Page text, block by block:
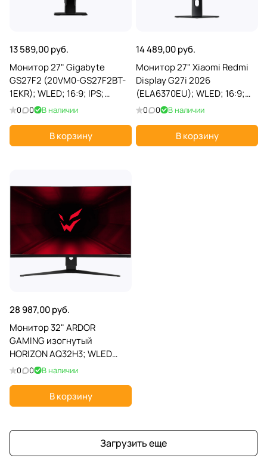
13 589,00 руб.
Монитор 27" Gigabyte
GS27F2 (20VM0-GS27F2BT-
1EKR); WLED; 16:9; IPS;
1920x1080; 240 Гц;
000:1; 2xHDMI; 1xDP; 1x3.5
мм (вы
0 0 В наличии
В корзину
14 489,00 руб.
Монитор 27" Xiaomi Redmi
Display G27i 2026
(ELA6370EU); WLED; 16:9;
IPS; 1920 x 1080; 200 Гц;
000:1; 1xHDMI;1xDP; чёрный
0 0 В наличии
В корзину
28 987,00 руб.
Монитор 32" ARDOR
GAMING изогнутый
HORIZON AQ32H3; WLED
(светодиодная); 16:9; VA;
178°/178°; 300 кд/м²; 1 мс;
Mega DCR; 2хHDMI
0 0 В наличии
В корзину
Загрузить еще